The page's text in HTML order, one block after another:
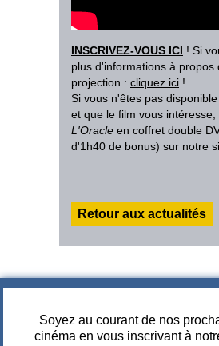
INSCRIVEZ-VOUS ICI ! Si
plus d'informations à propos
projection : cliquez ici !
Si vous n'êtes pas
et que le film vous
L'Oracle en coffret double
d'1h40 de bonus) sur notre
Retour aux actualités
A PROPOS DE
Soyez au courant de nos
cinéma en vous inscrivant à